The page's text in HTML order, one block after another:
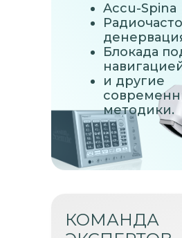
КОМАНДА
Accu-Spina
Блокада
и другие
методики.